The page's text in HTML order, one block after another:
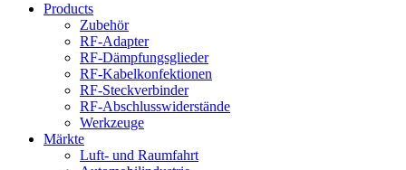
Products
Zubehör
RF-Adapter
RF-Dämpfungsglieder
RF-Kabelkonfektionen
RF-Steckverbinder
RF-Abschlusswiderstände
Werkzeuge
Märkte
Luft- und Raumfahrt